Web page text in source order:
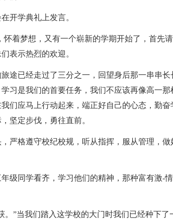
开学典礼上发言。
着梦想，又有一个崭新的学期开始了，首先
表示热烈的欢迎。
途已经走过了三分之一，回望身后那一串串长
习是我们的首要任务，我们不应该再像高一
们应马上行动起来，端正好自己的心态，勤奋
坚定步伐，勇往直前。
严格遵守校纪校规，听从指挥，服从管理，做
级同学看齐，学习他们的精神，那种富有激-
。”当我们踏入这学校的大门时我们已经种下了